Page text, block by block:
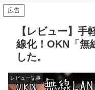
広告
【レビュー】手
線化！OKN「無
した。
レビュー記事